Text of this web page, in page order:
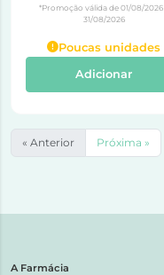
*Promoção válida de 01/08/2026
31/08/2026
Poucas unidades
Adicionar
« Anterior Próxima »
A Farmácia